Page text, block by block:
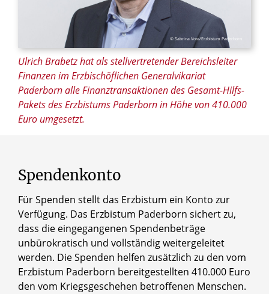
© Sabrina Voss/Erzbistum Paderborn
Ulrich Brabetz hat als stellvertretender Bereichsleiter
Finanzen im Erzbischöflichen Generalvikariat
Paderborn alle Finanztransaktionen des Gesamt-Hilfs-
Pakets des Erzbistums Paderborn in Höhe von 410.000
Euro umgesetzt.
Spendenkonto
Für Spenden stellt das Erzbistum ein Konto zur
Verfügung. Das Erzbistum Paderborn sichert zu,
dass die eingegangenen Spendenbeträge
unbürokratisch und vollständig weitergeleitet
werden. Die Spenden helfen zusätzlich zu den vom
Erzbistum Paderborn bereitgestellten 410.000 Euro
den vom Kriegsgeschehen betroffenen Menschen.